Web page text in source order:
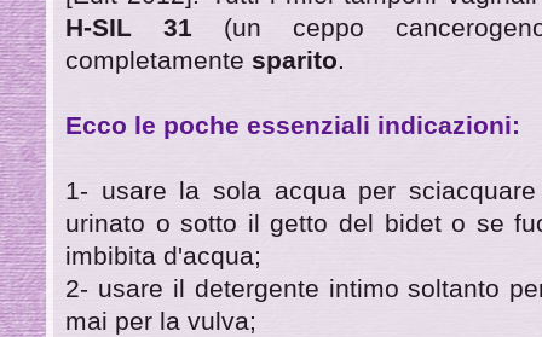
H-SIL 31 (un ceppo
completamente sparito.
Ecco le poche essenziali indicazioni:
1- usare la sola acqua per
urinato o sotto il getto del bidet o se
imbibita d'acqua;
2- usare il detergente intimo soltanto
mai per la vulva;